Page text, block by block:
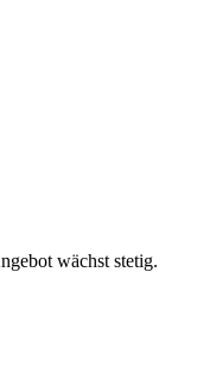
wächst stetig.